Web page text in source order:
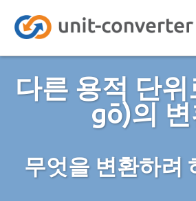
다른 용적 단
gō)의
무엇을 변환하려